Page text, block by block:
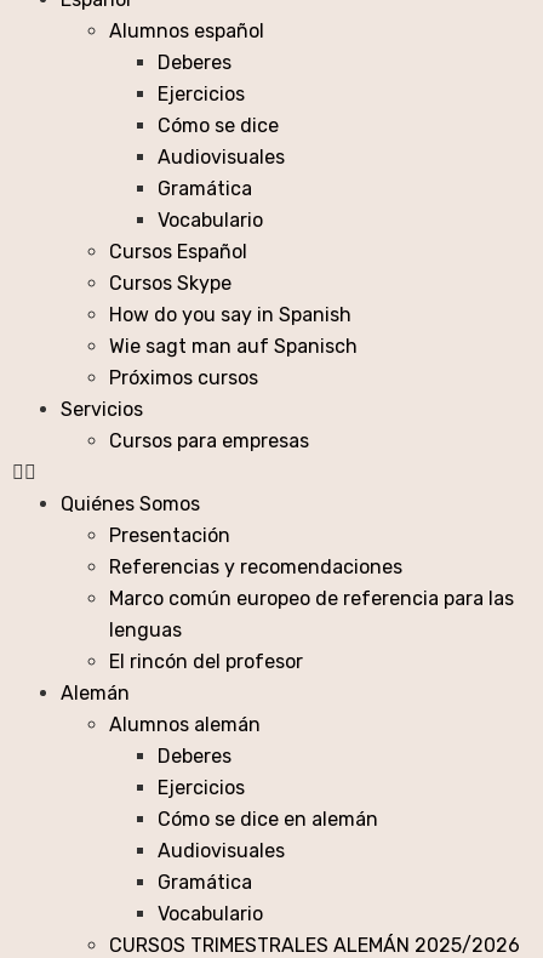
Alumnos español
Deberes
Ejercicios
Cómo se dice
Audiovisuales
Gramática
Vocabulario
Cursos Español
Cursos Skype
How do you say in Spanish
Wie sagt man auf Spanisch
Próximos cursos
Servicios
Cursos para empresas
Quiénes Somos
Presentación
Referencias y recomendaciones
Marco común europeo de referencia para las
lenguas
El rincón del profesor
Alemán
Alumnos alemán
Deberes
Ejercicios
Cómo se dice en alemán
Audiovisuales
Gramática
Vocabulario
CURSOS TRIMESTRALES ALEMÁN 2025/2026